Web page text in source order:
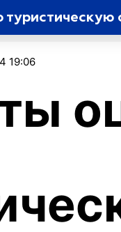
19:06